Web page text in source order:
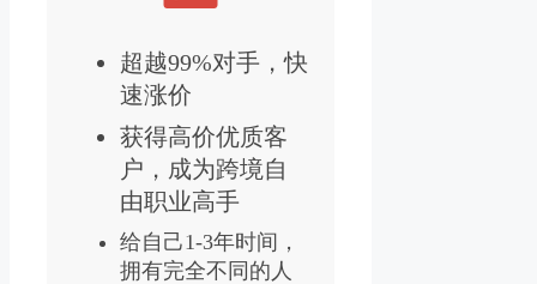
超越99%对手，快
速涨价
获得高价优质客
户，成为跨境自
由职业高手
给自己1-3年时间，
拥有完全不同的人